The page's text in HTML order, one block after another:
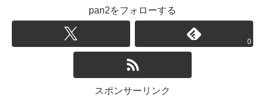
pan2をフォローする
0
スポンサーリンク